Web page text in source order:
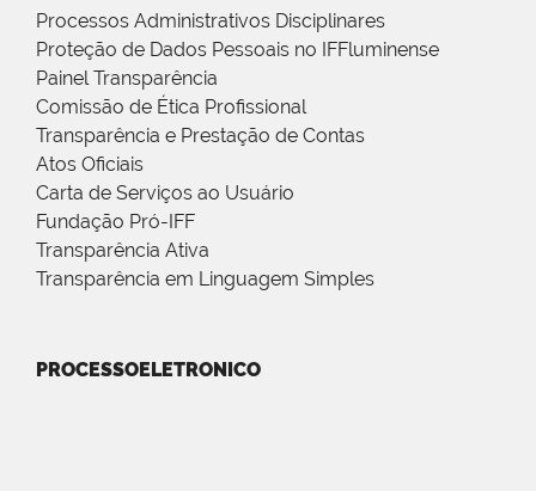
Processos Administrativos Disciplinares
Proteção de Dados Pessoais no IFFluminense
Painel Transparência
Comissão de Ética Profissional
Transparência e Prestação de Contas
Atos Oficiais
Carta de Serviços ao Usuário
Fundação Pró-IFF
Transparência Ativa
Transparência em Linguagem Simples
PROCESSOELETRONICO